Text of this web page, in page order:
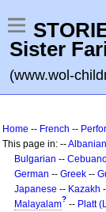
Sister
(www.wol-
Home -- French --
This page in: --Albanian
Bulgarian --
German -- Greek --
Japanese -- Kazakh
Malayalam? -- Platt